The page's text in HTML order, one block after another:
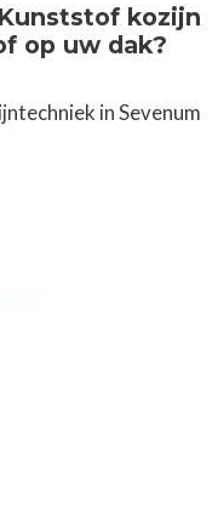
kozijn
op uw dak?
in Sevenum